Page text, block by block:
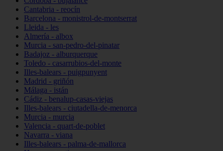
Cantabria - reocín
Barcelona - monistrol-de-montserrat
Lleida - les
Almería - albox
Murcia - san-pedro-del-pinatar
Badajoz - alburquerque
Toledo - casarrubios-del-monte
Illes-balears - puigpunyent
Madrid - griñón
Málaga - istán
Cádiz - benalup-casas-viejas
Illes-balears - ciutadella-de-menorca
Murcia - murcia
Valencia - quart-de-poblet
Navarra - viana
Illes-balears - palma-de-mallorca